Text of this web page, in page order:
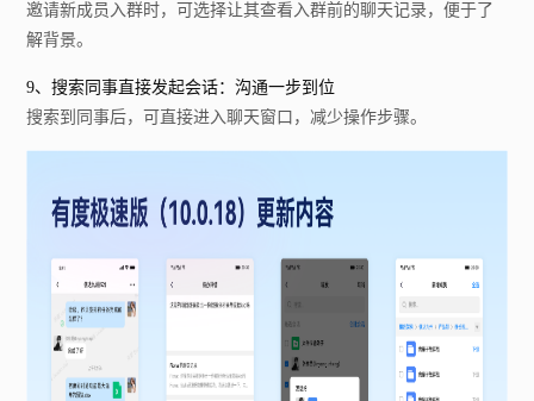
邀请新成员入群时，可选择让其查看入群前的聊天记录，便于了
解背景。
9、搜索同事直接发起会话：沟通一步到位
搜索到同事后，可直接进入聊天窗口，减少操作步骤。